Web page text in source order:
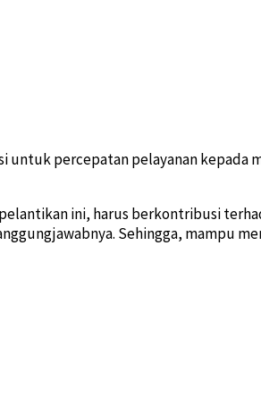
untuk percepatan pelayanan kepada
ini, harus berkontribusi
Sehingga, mampu